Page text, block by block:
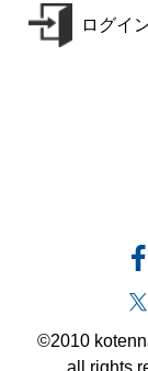
ログイ
©2010
all rights